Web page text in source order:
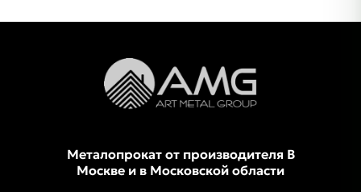
Металопрокат от производителя В
Москве и в Московской области